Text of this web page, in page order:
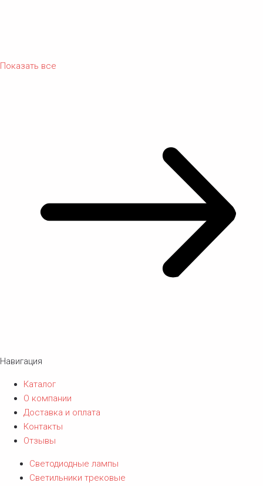
Показать все
Навигация
Каталог
О компании
Доставка и оплата
Контакты
Отзывы
Светодиодные лампы
Светильники трековые